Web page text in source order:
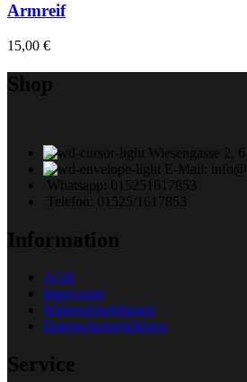
Armreif
15,00 €
Shop
Wiesengasse 2,
E-Mail:
Whatsapp: 015251617853
Telefon: 01525/1617853
Information
AGB
Impressum
Widerrufsbelehrung
Datenschutzerklärung
Service